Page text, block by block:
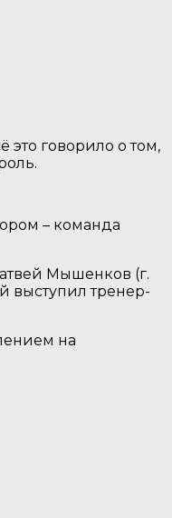
говорило о том,
– команда
Мышенков (г.
выступил тренер-
на